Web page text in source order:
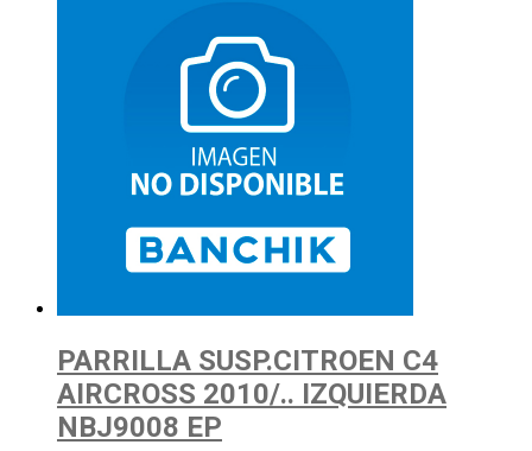
PARRILLA SUSP.CITROEN C4
AIRCROSS 2010/.. IZQUIERDA
NBJ9008 EP